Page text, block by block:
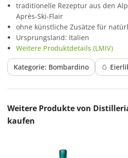
traditionelle Rezeptur aus den
Après-Ski-Flair
ohne künstliche Zusätze für
Ursprungsland: Italien
Weitere Produktdetails (LMIV)
Kategorie: Bombardino 🥚
Produktgalerie überspringen
Weitere Produkte von
kaufen